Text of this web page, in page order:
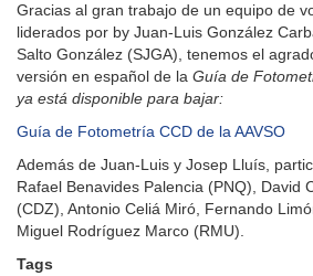
Gracias al gran trabajo de un equipo de
liderados por by Juan-Luis González
Salto González (SJGA), tenemos el
versión en español de la Guía de
ya está disponible para bajar:
Guía de Fotometría CCD de la AAVSO
Además de Juan-Luis y Josep Lluís,
Rafael Benavides Palencia (PNQ), David
(CDZ), Antonio Celiá Miró, Fernando
Miguel Rodríguez Marco (RMU).
Tags